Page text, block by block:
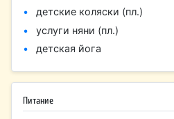
детские коляски (пл.)
услуги няни (пл.)
детская йога
Питание